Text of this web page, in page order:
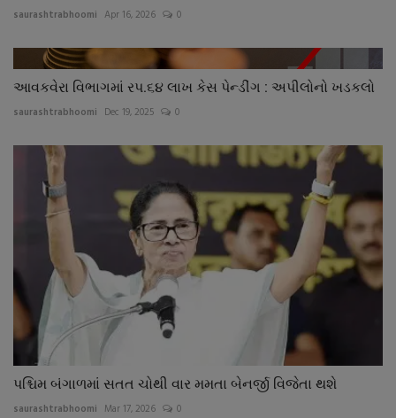
saurashtrabhoomi Apr 16, 2026 0
આવકવેરા વિભાગમાં રપ.૬૪ લાખ કેસ પેન્ડીંગ : અપીલોનો ખડકલો
saurashtrabhoomi Dec 19, 2025 0
પશ્ચિમ બંગાળમાં સતત ચોથી વાર મમતા બેનર્જી વિજેતા થશે
saurashtrabhoomi Mar 17, 2026 0